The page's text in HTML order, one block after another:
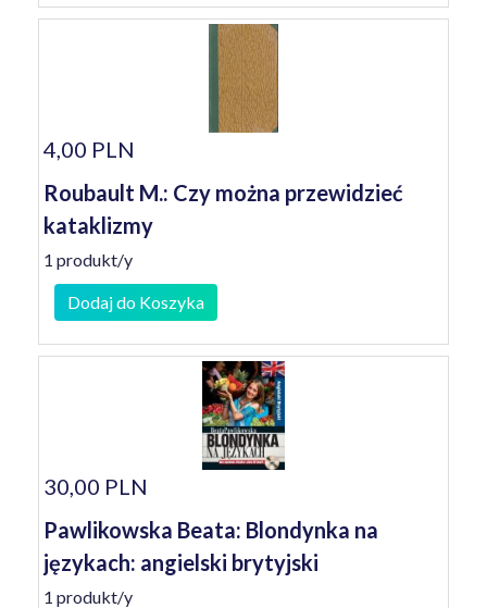
4,00 PLN
Roubault M.: Czy można przewidzieć
kataklizmy
1 produkt/y
Dodaj do Koszyka
30,00 PLN
Pawlikowska Beata: Blondynka na
językach: angielski brytyjski
1 produkt/y